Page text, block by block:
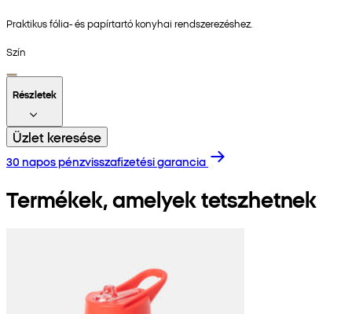
Praktikus fólia- és papírtartó konyhai rendszerezéshez.
Szín
Részletek
Üzlet keresése
30 napos pénzvisszafizetési garancia
Termékek, amelyek tetszhetnek